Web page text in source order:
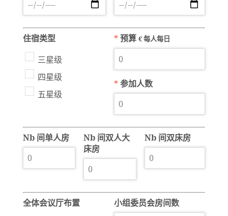
住宿类型
三星级
四星级
五星级
*预算 € 每人每日
*参加人数
Nb 间单人房
Nb 间双人大
床房
Nb 间双床房
全体会议厅布置 小组委员会房间数